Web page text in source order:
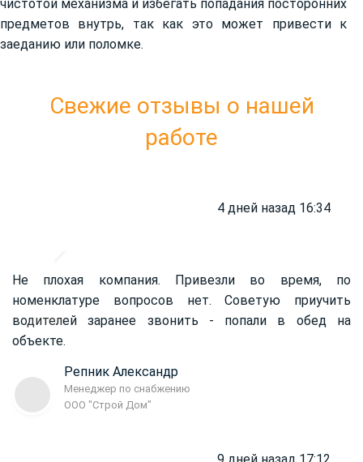
чистотой механизма и избегать попадания посторонних
предметов внутрь, так как это может привести к
заеданию или поломке.
Свежие отзывы о нашей
работе
4 дней назад 16:34
Не плохая компания. Привезли во время, по
номенклатуре вопросов нет. Советую приучить
водителей заранее звонить - попали в обед на
объекте.
Репник Александр
Менеджер по снабжению
ООО "Строй Дом"